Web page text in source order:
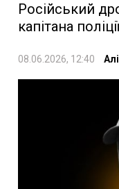
Російський
капітана
08.06.2026, 12:40